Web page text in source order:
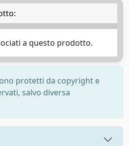
a questo prodotto.
protetti da copyright e
salvo diversa